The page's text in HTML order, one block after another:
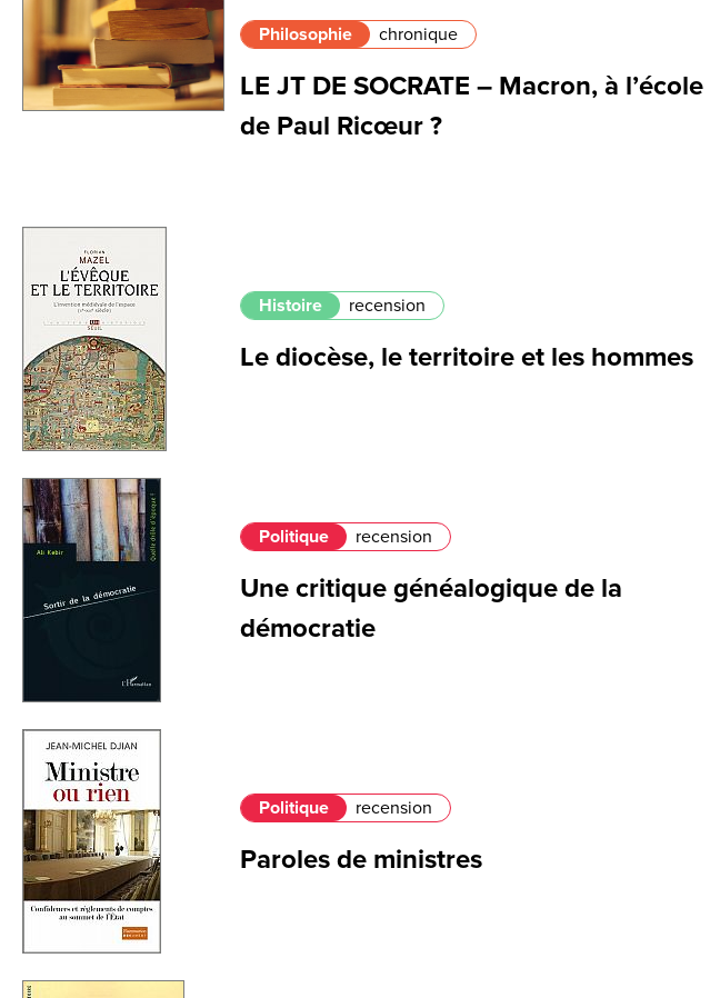
Philosophie chronique
LE JT DE SOCRATE – Macron, à l’école
de Paul Ricœur ?
Histoire recension
Le diocèse, le territoire et les hommes
Politique recension
Une critique généalogique de la
démocratie
Politique recension
Paroles de ministres